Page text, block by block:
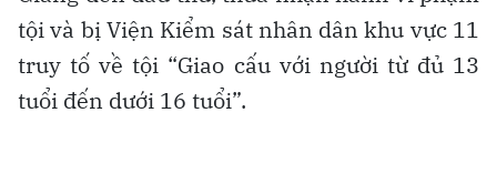
tội và bị Viện Kiểm sát nhân dân khu vực 11
truy tố về tội “Giao cấu với người từ đủ 13
tuổi đến dưới 16 tuổi”.